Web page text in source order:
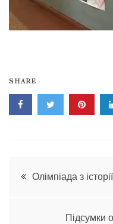
SHARE
Навігація
Олімпіада з
Підсумки